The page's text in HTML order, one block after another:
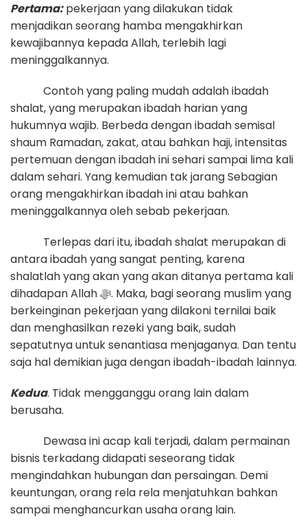
Pertama:pekerjaan yang dilakukan tidak
menjadikan seorang hamba mengakhirkan
kewajibannya kepada Allah, terlebih lagi
meninggalkannya.
Contoh yang paling mudah adalah ibadah
shalat, yang merupakan ibadah harian yang
hukumnya wajib. Berbeda dengan ibadah semisal
shaum Ramadan, zakat, atau bahkan haji, intensitas
pertemuan dengan ibadah ini sehari sampai lima kali
dalam sehari. Yang kemudian tak jarang Sebagian
orang mengakhirkan ibadah ini atau bahkan
meninggalkannya oleh sebab pekerjaan.
Terlepas dari itu, ibadah shalat merupakan di
antara ibadah yang sangat penting, karena
shalatlah yang akan yang akan ditanya pertama kali
dihadapan Allah ﷻ. Maka, bagi seorang muslim yang
berkeinginan pekerjaan yang dilakoni ternilai baik
dan menghasilkan rezeki yang baik, sudah
sepatutnya untuk senantiasa menjaganya. Dan tentu
saja hal demikian juga dengan ibadah-ibadah lainnya.
Kedua. Tidak mengganggu orang lain dalam
berusaha.
Dewasa ini acap kali terjadi, dalam permainan
bisnis terkadang didapati seseorang tidak
mengindahkan hubungan dan persaingan. Demi
keuntungan, orang rela rela menjatuhkan bahkan
sampai menghancurkan usaha orang lain.